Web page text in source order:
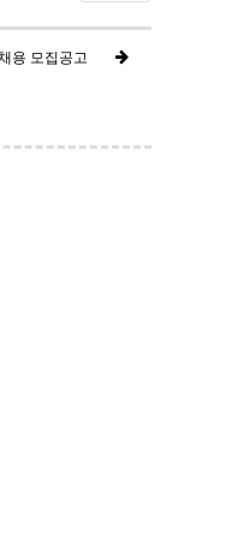
용 모집공고